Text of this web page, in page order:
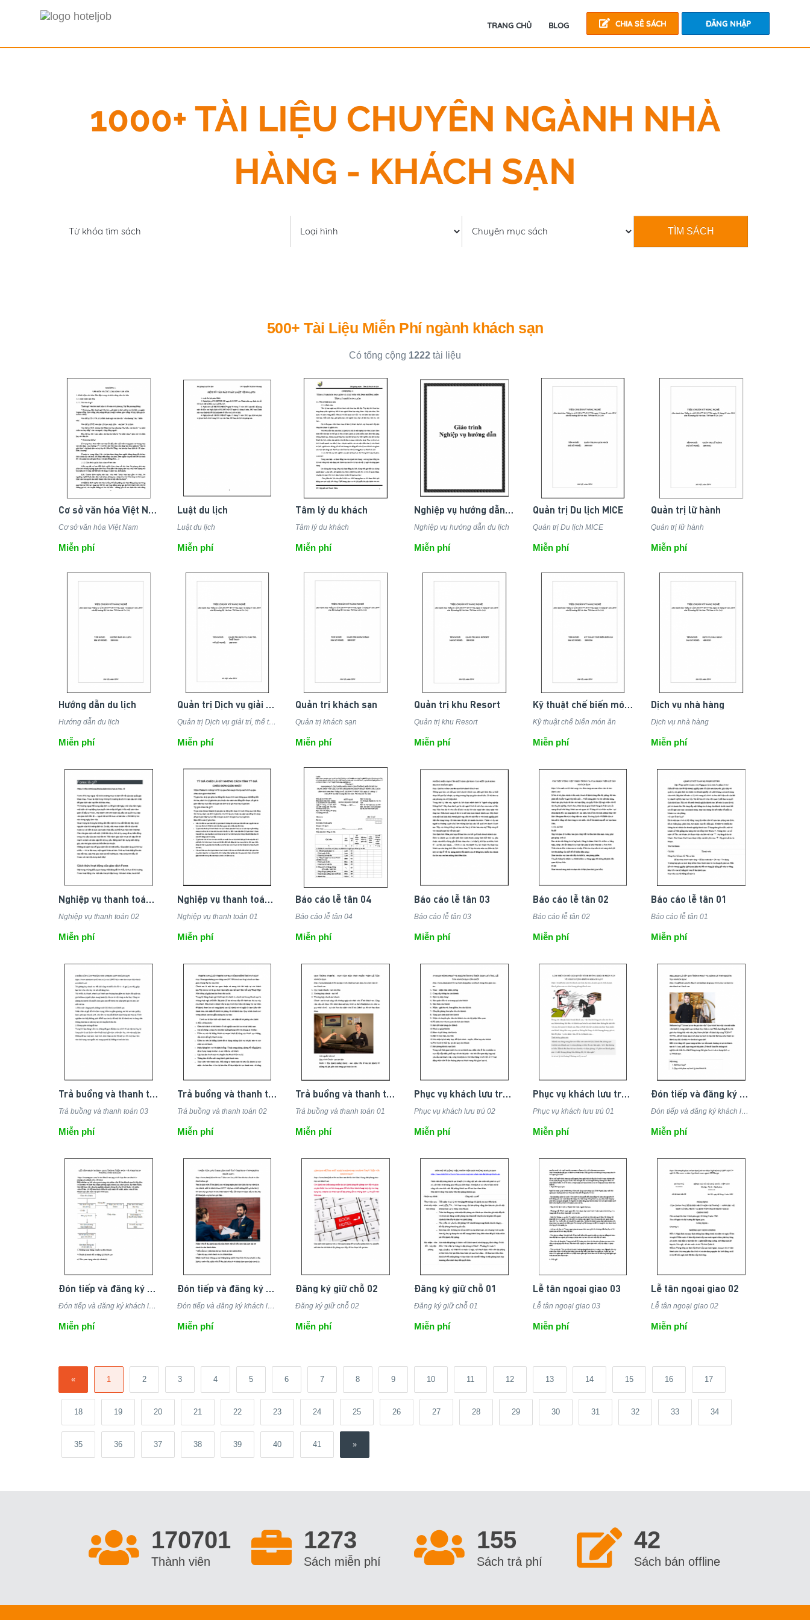
CHIA SẺ SÁCH ĐĂNG NHẬP
TRANG CHỦ BLOG
1000+ TÀI LIỆU CHUYÊN NGÀNH NHÀ
HÀNG - KHÁCH SẠN
TÌM SÁCH
500+ Tài Liệu Miễn Phí ngành khách sạn
Có tổng cộng 1222 tài liệu
Cơ sở văn hóa Việt Nam
Cơ sở văn hóa Việt Nam
Miễn phí
Luật du lịch
Luật du lịch
Miễn phí
Tâm lý du khách
Tâm lý du khách
Miễn phí
Nghiệp vụ hướng dẫn du lịch
Nghiệp vụ hướng dẫn du lịch
Miễn phí
Quản trị Du lịch MICE
Quản trị Du lịch MICE
Miễn phí
Quản trị lữ hành
Quản trị lữ hành
Miễn phí
Hướng dẫn du lịch
Hướng dẫn du lịch
Miễn phí
Quản trị Dịch vụ giải trí, thể thao
Quản trị Dịch vụ giải trí, thể thao
Miễn phí
Quản trị khách sạn
Quản trị khách sạn
Miễn phí
Quản trị khu Resort
Quản trị khu Resort
Miễn phí
Kỹ thuật chế biến món ăn
Kỹ thuật chế biến món ăn
Miễn phí
Dịch vụ nhà hàng
Dịch vụ nhà hàng
Miễn phí
Nghiệp vụ thanh toán 02
Nghiệp vụ thanh toán 02
Miễn phí
Nghiệp vụ thanh toán 01
Nghiệp vụ thanh toán 01
Miễn phí
Báo cáo lễ tân 04
Báo cáo lễ tân 04
Miễn phí
Báo cáo lễ tân 03
Báo cáo lễ tân 03
Miễn phí
Báo cáo lễ tân 02
Báo cáo lễ tân 02
Miễn phí
Báo cáo lễ tân 01
Báo cáo lễ tân 01
Miễn phí
Trả buồng và thanh toán 03
Trả buồng và thanh toán 03
Miễn phí
Trả buồng và thanh toán 02
Trả buồng và thanh toán 02
Miễn phí
Trả buồng và thanh toán 01
Trả buồng và thanh toán 01
Miễn phí
Phục vụ khách lưu trú 02
Phục vụ khách lưu trú 02
Miễn phí
Phục vụ khách lưu trú 01
Phục vụ khách lưu trú 01
Miễn phí
Đón tiếp và đăng ký khách lưu trú 03
Đón tiếp và đăng ký khách lưu trú 03
Miễn phí
Đón tiếp và đăng ký khách lưu trú 02
Đón tiếp và đăng ký khách lưu trú 02
Miễn phí
Đón tiếp và đăng ký khách lưu trú 01
Đón tiếp và đăng ký khách lưu trú 01
Miễn phí
Đăng ký giữ chỗ 02
Đăng ký giữ chỗ 02
Miễn phí
Đăng ký giữ chỗ 01
Đăng ký giữ chỗ 01
Miễn phí
Lễ tân ngoại giao 03
Lễ tân ngoại giao 03
Miễn phí
Lễ tân ngoại giao 02
Lễ tân ngoại giao 02
Miễn phí
« 1 2 3 4 5 6 7 8 9 10 11 12 13 14 15 16 17
18 19 20 21 22 23 24 25 26 27 28 29 30 31 32 33 34
35 36 37 38 39 40 41 »
213001
Thành viên
1273
Sách miễn phí
155
Sách trả phí
42
Sách bán offline